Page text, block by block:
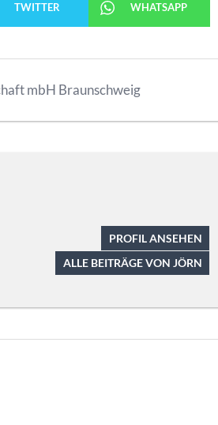
TWITTER WHATSAPP
mbH Braunschweig
PROFIL ANSEHEN
ALLE BEITRÄGE VON JÖRN